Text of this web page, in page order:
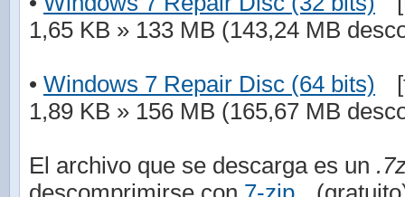
1,65 KB » 133 MB (143,24 MB
• Windows 7 Repair Disc (64 bits)
1,89 KB » 156 MB (165,67 MB
El archivo que se descarga es un